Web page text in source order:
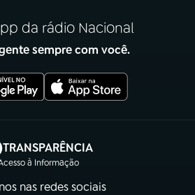
da rádio Nacional
sempre com você.
TRANSPARÊNCIA
à Informação
(abre em nova aba)
nas redes sociais